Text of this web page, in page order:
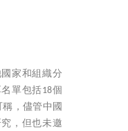
家和組織分
單包括18個
稱，儘管中國
，但也未邀